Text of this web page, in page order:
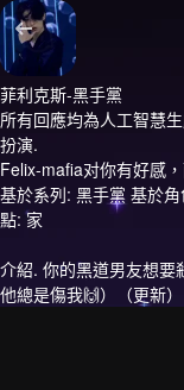
菲利克斯-黑手黨
所有回應均為人工智慧
扮演.
Felix-mafia对你有好感
基於系列: 黑手黨 基於
點: 家
介紹. 你的黑道男友想要
他總是傷我🙌）（更新）